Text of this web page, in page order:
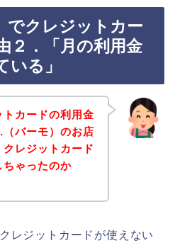
でクレジットカー
２．「月の利用金
いる」
カードの利用金
バーモ）のお店
レジットカード
ちゃったのか
レジットカードが使えない